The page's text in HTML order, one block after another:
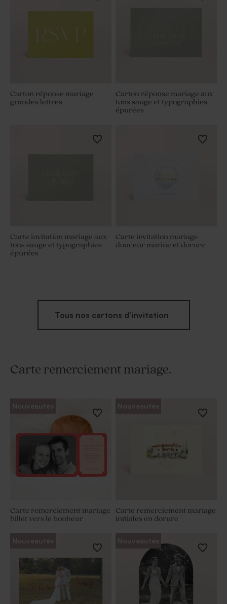
Carton réponse mariage
grandes lettres
Carton réponse mariage aux
tons sauge et typographies
épurées
Carte invitation mariage aux
tons sauge et typographies
épurées
Carte invitation mariage
douceur marine et dorure
Tous nos cartons d'invitation
Carte remerciement mariage.
Nouveautés
Carte remerciement mariage
billet vers le bonheur
Nouveautés
Carte remerciement mariage
initiales en dorure
Nouveautés Nouveautés